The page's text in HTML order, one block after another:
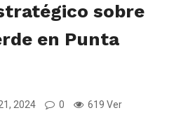
sobre
en Punta
2024 0 619 Ver